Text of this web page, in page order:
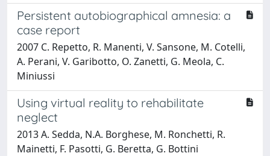
Persistent autobiographical amnesia: a
case report
2007 C. Repetto, R. Manenti, V. Sansone, M. Cotelli,
A. Perani, V. Garibotto, O. Zanetti, G. Meola, C.
Miniussi
Using virtual reality to rehabilitate
neglect
2013 A. Sedda, N.A. Borghese, M. Ronchetti, R.
Mainetti, F. Pasotti, G. Beretta, G. Bottini